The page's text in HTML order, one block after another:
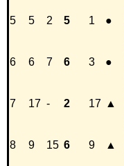
5 5 2 5 1 ●
6 6 7 6 3 ●
7 17 - 2 17 ▲
8 9 15 6 9 ▲